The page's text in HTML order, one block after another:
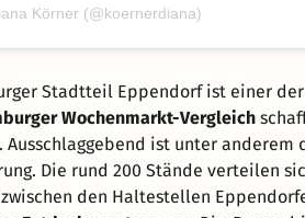
Körner (@koernerdiana)
Stadtteil Eppendorf ist einer
Wochenmarkt-Vergleich
. Ausschlaggebend ist unter anderem
Die rund 200 Stände verteilen
den Haltestellen